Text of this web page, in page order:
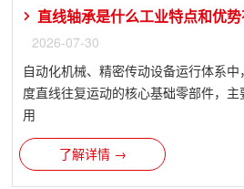
直线轴承是什么工业特点和优
2026-07-30
自动化机械、精密传动设备运行体系
度直线往复运动的核心基础零部件，
用
了解详情 →